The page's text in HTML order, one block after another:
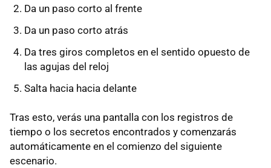
Da un paso corto al frente
Da un paso corto atrás
Da tres giros completos en el sentido opuesto de
las agujas del reloj
Salta hacia hacia delante
Tras esto, verás una pantalla con los registros de
tiempo o los secretos encontrados y comenzarás
automáticamente en el comienzo del siguiente
escenario.